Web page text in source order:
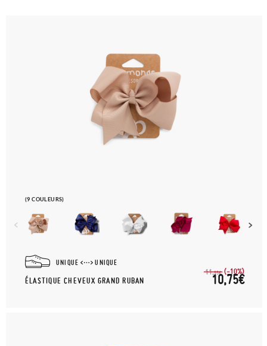
(9 COULEURS)
UNIQUE UNIQUE
ÉLASTIQUE CHEVEUX GRAND RUBAN
11,95€ (-10%)
10,75€